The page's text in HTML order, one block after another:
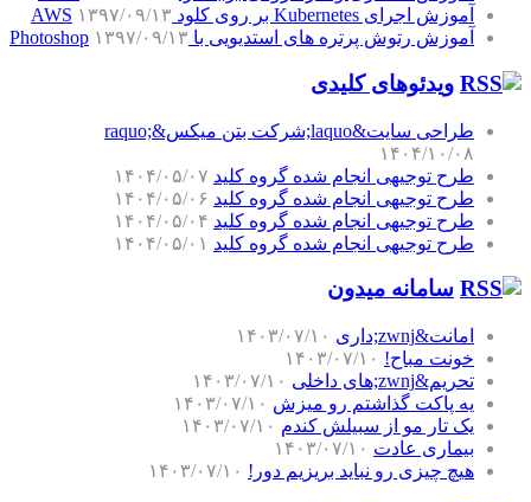
آموزش اجرای Kubernetes بر روی کلود AWS
۱۳۹۷/۰۹/۱۳
آموزش رتوش پرتره های استدیویی با Photoshop ۱۳۹۷/۰۹/۱۳
ویدئوهای کلیدی
طراحی سایت&laquo;شرکت بتن میکس&raquo;
۱۴۰۴/۱۰/۰۸
طرح توجیهی انجام شده گروه کلید ۱۴۰۴/۰۵/۰۷
طرح توجیهی انجام شده گروه کلید ۱۴۰۴/۰۵/۰۶
طرح توجیهی انجام شده گروه کلید ۱۴۰۴/۰۵/۰۴
طرح توجیهی انجام شده گروه کلید ۱۴۰۴/۰۵/۰۱
سامانه میدون
امانت&zwnj;داری
۱۴۰۳/۰۷/۱۰
خونت مباح! ۱۴۰۳/۰۷/۱۰
تحریم&zwnj;های داخلی
۱۴۰۳/۰۷/۱۰
یه پاکت گذاشتم رو میزش ۱۴۰۳/۰۷/۱۰
یک تار مو از سبیلش کندم ۱۴۰۳/۰۷/۱۰
بیماری عادت ۱۴۰۳/۰۷/۱۰
هیچ چیزی رو نباید بریزیم دور! ۱۴۰۳/۰۷/۱۰